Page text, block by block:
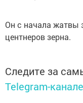
Он с начала жатвы
центнеров зерна.
Следите за
Telegram-канале